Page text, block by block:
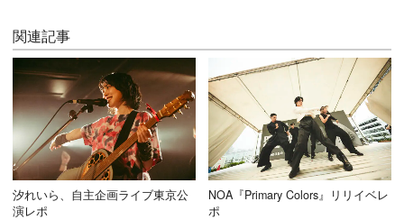
関連記事
汐れいら、自主企画ライブ東京公
演レポ
NOA『Primary Colors』リリイベレ
ポ